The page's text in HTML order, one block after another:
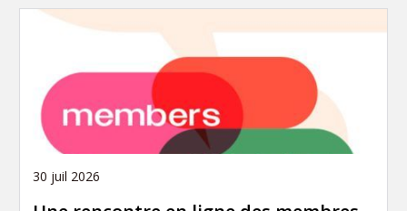
30 juil 2026